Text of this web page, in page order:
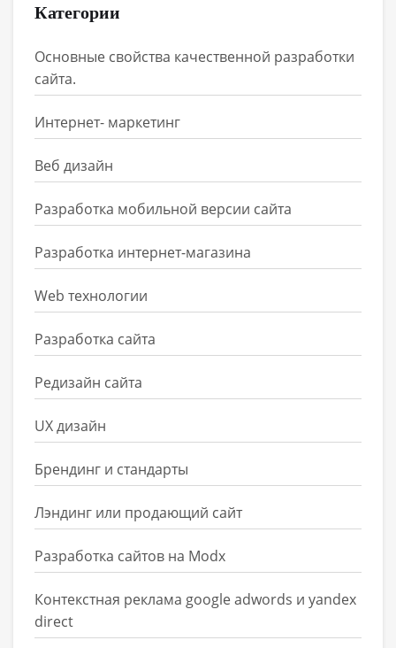
Категории
Основные свойства качественной разработки
сайта.
Интернет- маркетинг
Веб дизайн
Разработка мобильной версии сайта
Разработка интернет-магазина
Web технологии
Разработка сайта
Редизайн сайта
UX дизайн
Брендинг и стандарты
Лэндинг или продающий сайт
Разработка сайтов на Modx
Контекстная реклама google adwords и yandex
direct